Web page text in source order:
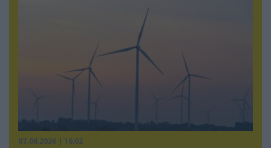
07.08.2026 | 16:02